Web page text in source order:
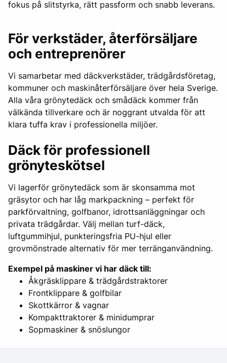
fokus på slitstyrka, rätt passform och snabb leverans.
För verkstäder, återförsäljare
och entreprenörer
Vi samarbetar med däckverkstäder, trädgårdsföretag,
kommuner och maskinåterförsäljare över hela Sverige.
Alla våra grönytedäck och smådäck kommer från
välkända tillverkare och är noggrant utvalda för att
klara tuffa krav i professionella miljöer.
Däck för professionell
grönyteskötsel
Vi lagerför grönytedäck som är skonsamma mot
gräsytor och har låg markpackning – perfekt för
parkförvaltning, golfbanor, idrottsanläggningar och
privata trädgårdar. Välj mellan turf-däck,
luftgummihjul, punkteringsfria PU-hjul eller
grovmönstrade alternativ för mer terränganvändning.
Exempel på maskiner vi har däck till:
Åkgräsklippare & trädgårdstraktorer
Frontklippare & golfbilar
Skottkärror & vagnar
Kompakttraktorer & minidumprar
Sopmaskiner & snöslungor